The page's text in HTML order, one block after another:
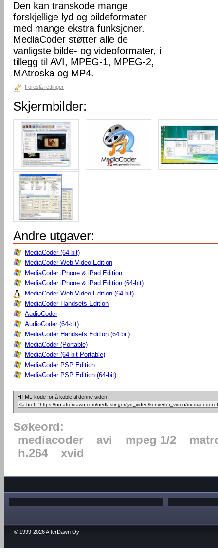
Den kan transkode mange
forskjellige lyd og bildeformater
med mange ekstra funksjoner.
MediaCoder støtter alle de
vanligste bilde- og videoformater, i
tillegg til AVI, MPEG-1, MPEG-2,
MAtroska og MP4.
Foreslå rettinger
Skjermbilder:
Andre utgaver:
MediaCoder (64-bit)
MediaCoder Web Video Edition
MediaCoder iPhone & iPad Edition
MediaCoder iPhone & iPad Edition (64-bit)
MediaCoder Web Video Edition (64-bit)
MediaCoder Handsets Edition
AudioCoder
AudioCoder (64-bit)
MediaCoder Handsets Edition (64 bit)
MediaCoder (Portable)
MediaCoder (64-bit Portable)
MediaCoder PSP Edition
MediaCoder PSP Edition (64-bit)
HTML-kode for å koble til denne siden:
Søkeord:
mediacoder
avi mpeg 1/2
h.264
xvid
© 1999-2026 AfterDawn Oy